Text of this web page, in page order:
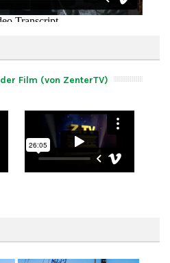
Film (von ZenterTV)